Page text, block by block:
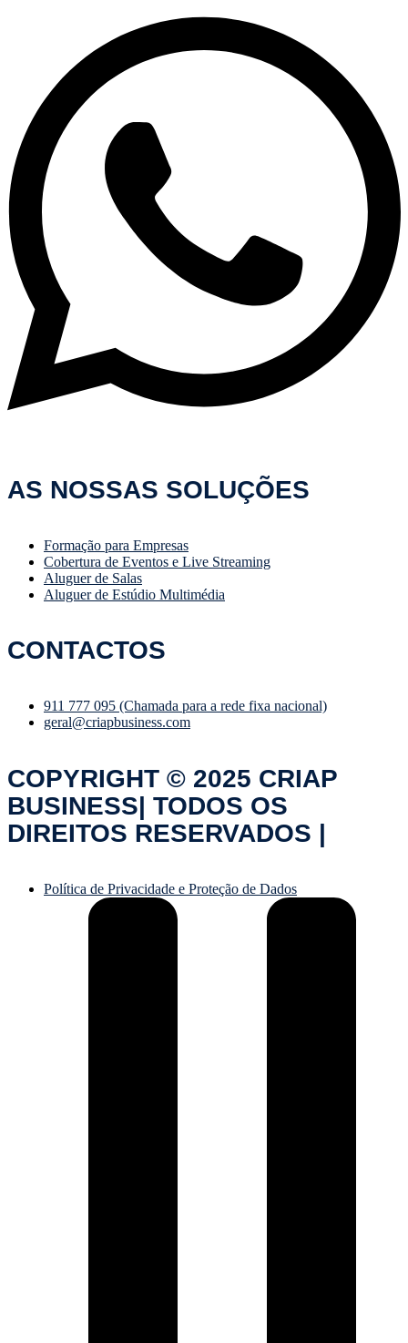
AS NOSSAS SOLUÇÕES
Formação para Empresas
Cobertura de Eventos e Live Streaming
Aluguer de Salas
Aluguer de Estúdio Multimédia
CONTACTOS
911 777 095 (Chamada para a rede fixa nacional)
geral@criapbusiness.com
COPYRIGHT © 2025 CRIAP
BUSINESS| TODOS OS
DIREITOS RESERVADOS |
Política de Privacidade e Proteção de Dados